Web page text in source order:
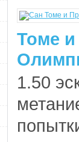
Томе и
1.50